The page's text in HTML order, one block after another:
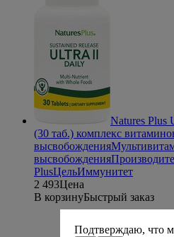
Natures Plus
(30 таб.) комплекс
высвобождения
высвобождения
PlusЦельИммунитет
2 493Цена
В корзинуБыстрый заказ
Подтверждаю, что